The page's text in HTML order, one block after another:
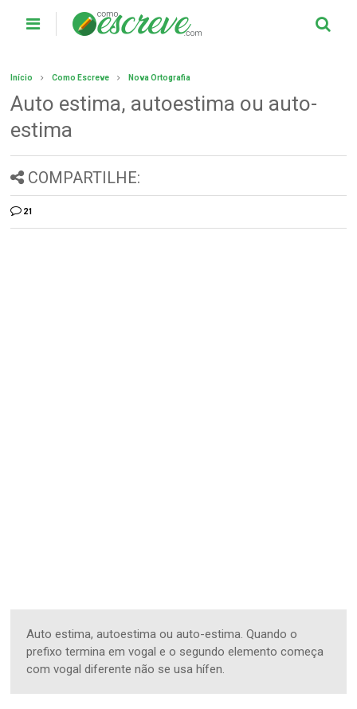
Início Como Escreve Nova Ortografia
Auto estima, autoestima ou auto-
estima
COMPARTILHE:
21
Auto estima, autoestima ou auto-estima. Quando o
prefixo termina em vogal e o segundo elemento começa
com vogal diferente não se usa hífen.